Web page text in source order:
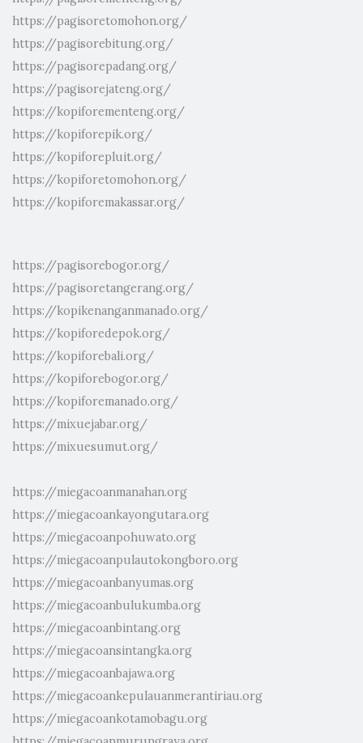
https://pagisoretomohon.org/
https://pagisorebitung.org/
https://pagisorepadang.org/
https://pagisorejateng.org/
https://kopiforementeng.org/
https://kopiforepik.org/
https://kopiforepluit.org/
https://kopiforetomohon.org/
https://kopiforemakassar.org/
https://pagisorebogor.org/
https://pagisoretangerang.org/
https://kopikenanganmanado.org/
https://kopiforedepok.org/
https://kopiforebali.org/
https://kopiforebogor.org/
https://kopiforemanado.org/
https://mixuejabar.org/
https://mixuesumut.org/
https://miegacoanmanahan.org
https://miegacoankayongutara.org
https://miegacoanpohuwato.org
https://miegacoanpulautokongboro.org
https://miegacoanbanyumas.org
https://miegacoanbulukumba.org
https://miegacoanbintang.org
https://miegacoansintangka.org
https://miegacoanbajawa.org
https://miegacoankepulauanmerantiriau.org
https://miegacoankotamobagu.org